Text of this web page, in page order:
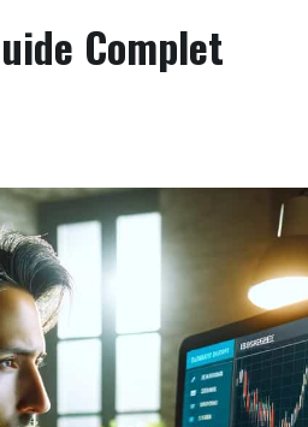
Complet